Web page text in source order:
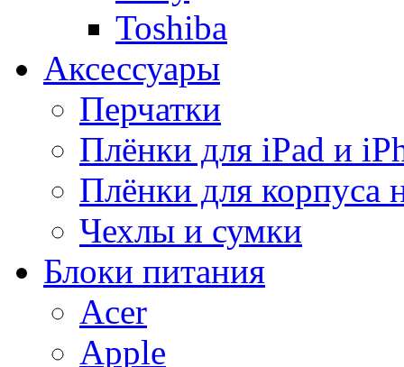
Toshiba
Аксессуары
Перчатки
Плёнки для iPad и
Плёнки для корпуса
Чехлы и сумки
Блоки питания
Acer
Apple